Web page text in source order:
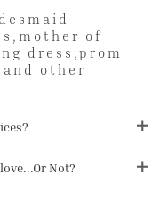
of
dress,prom
other
Not?